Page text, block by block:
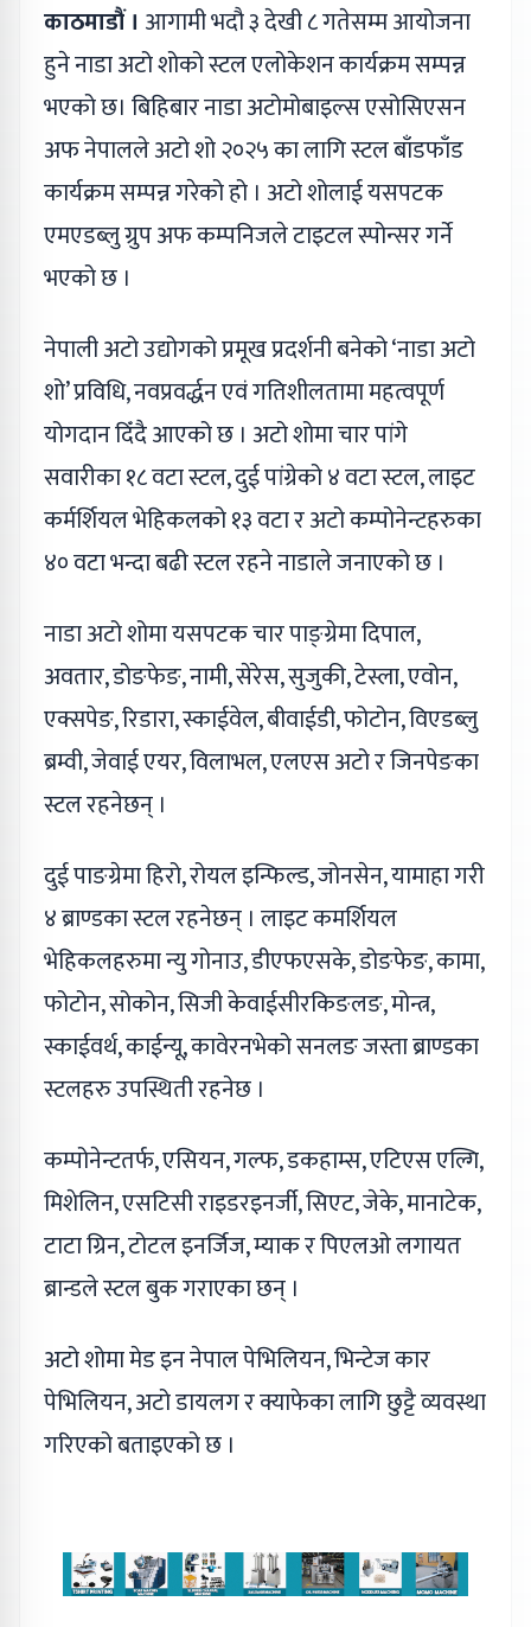
काठमाडौं । आगामी भदौ ३ देखी ८ गतेसम्म आयोजना
हुने नाडा अटो शोको स्टल एलोकेशन कार्यक्रम सम्पन्न
भएको छ। बिहिबार नाडा अटोमोबाइल्स एसोसिएसन
अफ नेपालले अटो शो २०२५ का लागि स्टल बाँडफाँड
कार्यक्रम सम्पन्न गरेको हो । अटो शोलाई यसपटक
एमएडब्लु ग्रुप अफ कम्पनिजले टाइटल स्पोन्सर गर्ने
भएको छ ।
नेपाली अटो उद्योगको प्रमूख प्रदर्शनी बनेको ‘नाडा अटो
शो’ प्रविधि, नवप्रवर्द्धन एवं गतिशीलतामा महत्वपूर्ण
योगदान दिँदै आएको छ । अटो शोमा चार पांगे
सवारीका १८ वटा स्टल, दुई पांग्रेको ४ वटा स्टल, लाइट
कर्मर्शियल भेहिकलको १३ वटा र अटो कम्पोनेन्टहरुका
४० वटा भन्दा बढी स्टल रहने नाडाले जनाएको छ ।
नाडा अटो शोमा यसपटक चार पाङ्ग्रेमा दिपाल,
अवतार, डोङफेङ, नामी, सेरेस, सुजुकी, टेस्ला, एवोन,
एक्सपेङ, रिडारा, स्काईवेल, बीवाईडी, फोटोन, विएडब्लु
ब्रम्वी, जेवाई एयर, विलाभल, एलएस अटो र जिनपेङका
स्टल रहनेछन् ।
दुई पाङग्रेमा हिरो, रोयल इन्फिल्ड, जोनसेन, यामाहा गरी
४ ब्राण्डका स्टल रहनेछन् । लाइट कमर्शियल
भेहिकलहरुमा न्यु गोनाउ, डीएफएसके, डोङफेङ, कामा,
फोटोन, सोकोन, सिजी केवाईसीरकिङलङ, मोन्त्र,
स्काईवर्थ, काईन्यू, कावेरनभेको सनलङ जस्ता ब्राण्डका
स्टलहरु उपस्थिती रहनेछ ।
कम्पोनेन्टतर्फ, एसियन, गल्फ, डकहाम्स, एटिएस एल्गि,
मिशेलिन, एसटिसी राइडरइनर्जी, सिएट, जेके, मानाटेक,
टाटा ग्रिन, टोटल इनर्जिज, म्याक र पिएलओ लगायत
ब्रान्डले स्टल बुक गराएका छन् ।
अटो शोमा मेड इन नेपाल पेभिलियन, भिन्टेज कार
पेभिलियन, अटो डायलग र क्याफेका लागि छुट्टै व्यवस्था
गरिएको बताइएको छ ।